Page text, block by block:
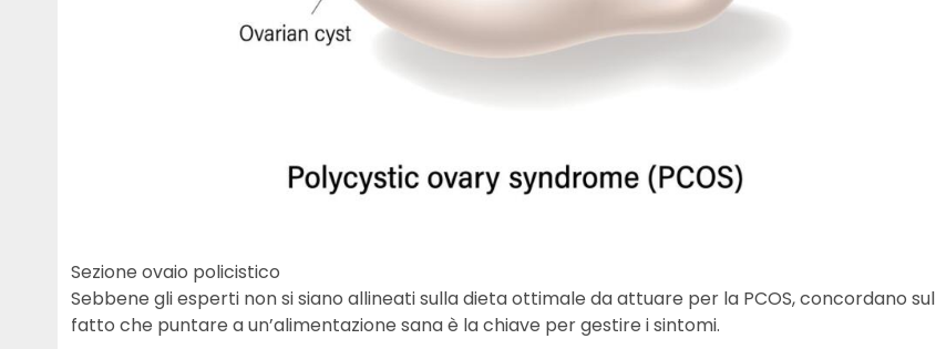
Sezione ovaio policistico
Sebbene gli esperti non si siano allineati sulla dieta ottimale da attuare per la PCOS, concordano sul
fatto che puntare a un’alimentazione sana è la chiave per gestire i sintomi.